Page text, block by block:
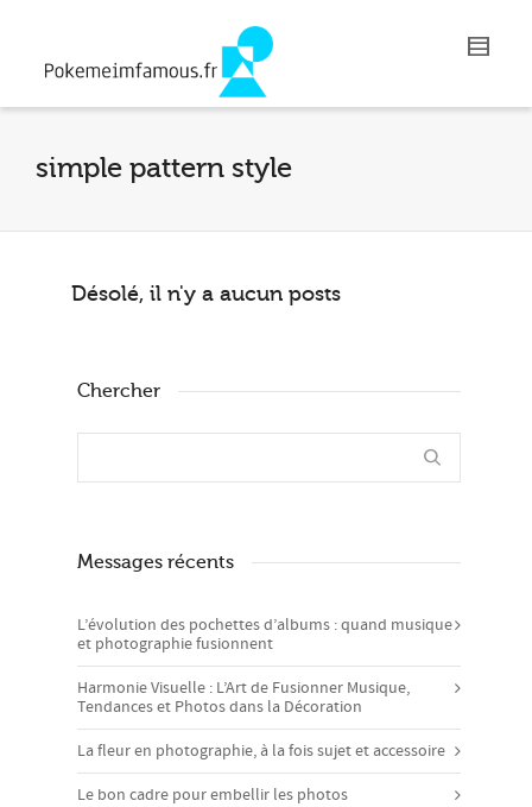
simple pattern style
Désolé, il n'y a aucun posts
Chercher
Messages récents
L’évolution des pochettes d’albums : quand musique
et photographie fusionnent
Harmonie Visuelle : L’Art de Fusionner Musique,
Tendances et Photos dans la Décoration
La fleur en photographie, à la fois sujet et accessoire
Le bon cadre pour embellir les photos